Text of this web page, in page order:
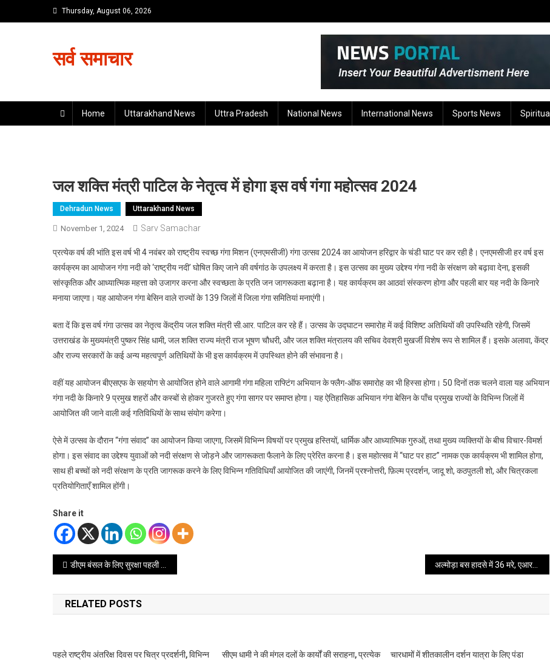
to
Thursday, August 06, 2026
सर्व समाचार
Home Uttarakhand News Uttra Pradesh National News International News Sports News Spiritual
जल शक्ति मंत्री पाटिल के नेतृत्व में होगा इस वर्ष गंगा महोत्सव 2024
Dehradun News Uttarakhand News
November 1, 2024 Sarv Samachar
प्रत्येक वर्ष की भांति इस वर्ष भी 4 नवंबर को राष्ट्रीय स्वच्छ गंगा मिशन (एनएमसीजी) गंगा उत्सव 2024 का आयोजन हरिद्वार के चंडी घाट पर कर रही है। एनएमसीजी हर वर्ष इस
कार्यक्रम का आयोजन गंगा नदी को ‘राष्ट्रीय नदी’ घोषित किए जाने की वर्षगांठ के उपलक्ष्य में करता है। इस उत्सव का मुख्य उद्देश्य गंगा नदी के संरक्षण को बढ़ावा देना, इसकी
सांस्कृतिक और आध्यात्मिक महत्ता को उजागर करना और स्वच्छता के प्रति जन जागरूकता बढ़ाना है। यह कार्यक्रम का आठवां संस्करण होगा और पहली बार यह नदी के किनारे
मनाया जाएगा। यह आयोजन गंगा बेसिन वाले राज्यों के 139 जिलों में जिला गंगा समितियां मनाएंगी।
बता दें कि इस वर्ष गंगा उत्सव का नेतृत्व केंद्रीय जल शक्ति मंत्री सी.आर. पाटिल कर रहे हैं। उत्सव के उद्घाटन समारोह में कई विशिष्ट अतिथियों की उपस्थिति रहेगी, जिसमें
उत्तराखंड के मुख्यमंत्री पुष्कर सिंह धामी, जल शक्ति राज्य मंत्री राज भूषण चौधरी, और जल शक्ति मंत्रालय की सचिव देवश्री मुखर्जी विशेष रूप से शामिल हैं। इसके अलावा, केंद्र
और राज्य सरकारों के कई अन्य महत्वपूर्ण अतिथियों के भी इस कार्यक्रम में उपस्थित होने की संभावना है।
वहीं यह आयोजन बीएसएफ के सहयोग से आयोजित होने वाले आगामी गंगा महिला राफ्टिंग अभियान के फ्लैग-ऑफ समारोह का भी हिस्सा होगा। 50 दिनों तक चलने वाला यह अभियान
गंगा नदी के किनारे 9 प्रमुख शहरों और कस्बों से होकर गुजरते हुए गंगा सागर पर समाप्त होगा। यह ऐतिहासिक अभियान गंगा बेसिन के पाँच प्रमुख राज्यों के विभिन्न जिलों में
आयोजित की जाने वाली कई गतिविधियों के साथ संयोग करेगा।
ऐसे में उत्सव के दौरान “गंगा संवाद” का आयोजन किया जाएगा, जिसमें विभिन्न विषयों पर प्रमुख हस्तियों, धार्मिक और आध्यात्मिक गुरुओं, तथा मुख्य व्यक्तियों के बीच विचार-विमर्श
होगा। इस संवाद का उद्देश्य युवाओं को नदी संरक्षण से जोड़ने और जागरूकता फैलाने के लिए प्रेरित करना है। इस महोत्सव में “घाट पर हाट” नामक एक कार्यक्रम भी शामिल होगा,
साथ ही बच्चों को नदी संरक्षण के प्रति जागरूक करने के लिए विभिन्न गतिविधियाँ आयोजित की जाएंगी, जिनमें प्रश्नोत्तरी, फ़िल्म प्रदर्शन, जादू शो, कठपुतली शो, और चित्रकला
प्रतियोगिताएँ शामिल होंगी।
Share it
Post
navigation
डीएम बंसल के लिए सुरक्षा पहली प्राथमिकता, 22 सीसीटीवी कैमरों से होगी अब मनचलों की निगरानी अल्मोड़ा बस हादसे में 36 मरे, एआरटीओ सस्पेंड, मृतकों का जिम्मेदार कौन?
RELATED POSTS
पहले राष्ट्रीय अंतरिक्ष दिवस पर चित्र प्रदर्शनी, विभिन्न
सीएम धामी ने की मंगल दलों के कार्यों की सराहना, प्रत्येक
चारधामों में शीतकालीन दर्शन यात्रा के लिए पंडा